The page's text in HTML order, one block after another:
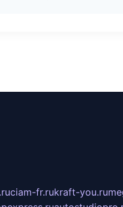
ciam-fr.rukraft-you.ru